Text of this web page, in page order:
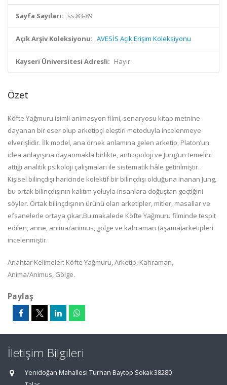
Sayfa Sayıları: ss.83-89
Açık Arşiv Koleksiyonu: AVESİS Açık Erişim Koleksiyonu
Kayseri Üniversitesi Adresli: Hayır
Özet
Köfte Yağmuru isimli animasyon filmi, senaryosu kitap metnine
dayanan bir eser olup arketipçi eleştiri metoduyla incelenmeye
elverişlidir. İlk model, ana örnek anlamına gelen arketip, Platon’un
idea anlayışına dayanmakla birlikte, antropoloji ve Jung’un temelini
attığı analitik psikoloji çalışmaları ile sistematik hâle getirilmiştir.
Kişisel bilinçdışı haricinde kolektif bir bilinçdışı olduğuna inanan Jung,
bu ortak bilinçdışının kalıtım yoluyla insanlara doğuştan geçtiğini
söyler. Ortak bilinçdışının ürünü olan arketipler, mitler, masallar ve
efsanelerle ortaya çıkar.Bu makalede Köfte Yağmuru filminde tespit
edilen, anne, anima/animus, gölge ve kahraman (aşama)arketipleri
incelenmiştir.
Anahtar Kelimeler: Köfte Yağmuru, Arketip, Kahraman,
Anima/Animus, Gölge.
Paylaş
İletişim Bilgileri
Yenidoğan Mahallesi Turhan Baytop Sokak 38280